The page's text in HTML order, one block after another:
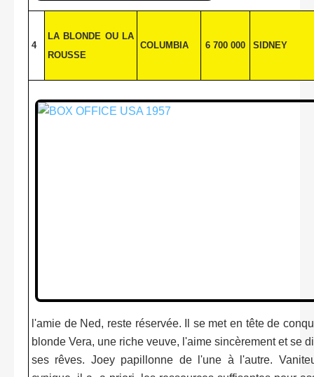
4
LA BLONDE OULA
ROUSSE
COLUMBIA 6 700 000 SIDNEY
l'amie de Ned, reste réservée. Il se met en tête de
blonde Vera, une riche veuve, l'aime sincèrement et se
ses rêves. Joey papillonne de l'une à l'autre.